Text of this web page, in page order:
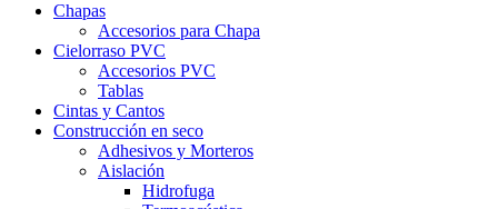
Chapas
Accesorios para Chapa
Cielorraso PVC
Accesorios PVC
Tablas
Cintas y Cantos
Construcción en seco
Adhesivos y Morteros
Aislación
Hidrofuga